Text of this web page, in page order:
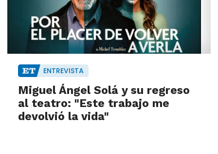
ENTREVISTA
Miguel Ángel Solá y su regreso
al teatro: "Este trabajo me
devolvió la vida"